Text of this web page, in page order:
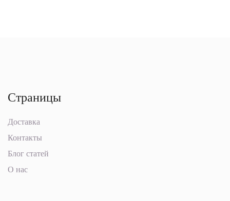
Страницы
Доставка
Контакты
Блог статей
О нас